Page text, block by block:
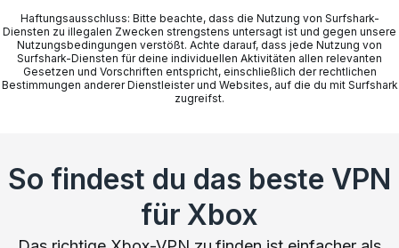
Haftungsausschluss: Bitte beachte, dass die Nutzung von Surfshark-
Diensten zu illegalen Zwecken strengstens untersagt ist und gegen unsere
Nutzungsbedingungen verstößt. Achte darauf, dass jede Nutzung von
Surfshark-Diensten für deine individuellen Aktivitäten allen relevanten
Gesetzen und Vorschriften entspricht, einschließlich der rechtlichen
Bestimmungen anderer Dienstleister und Websites, auf die du mit Surfshark
zugreifst.
So findest du das beste VPN
für Xbox